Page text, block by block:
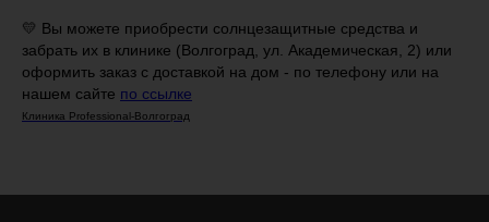
💛 Вы можете приобрести солнцезащитные средства и
забрать их в клинике (Волгоград, ул. Академическая, 2) или
оформить заказ с доставкой на дом - по телефону или на
нашем сайте по ссылке
Клиника Professional-Волгоград